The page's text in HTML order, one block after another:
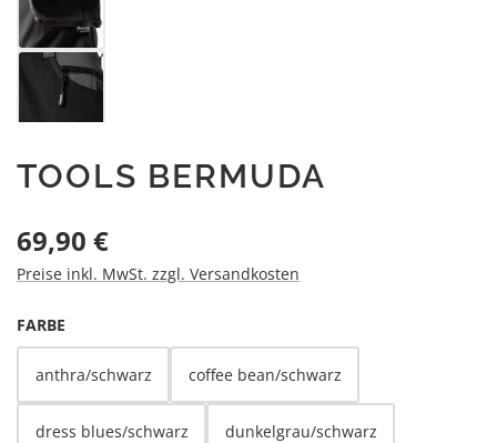
TOOLS BERMUDA
Regulärer Preis:
69,90 €
Preise inkl. MwSt. zzgl. Versandkosten
FARBE
anthra/schwarz coffee bean/schwarz
dress blues/schwarz dunkelgrau/schwarz